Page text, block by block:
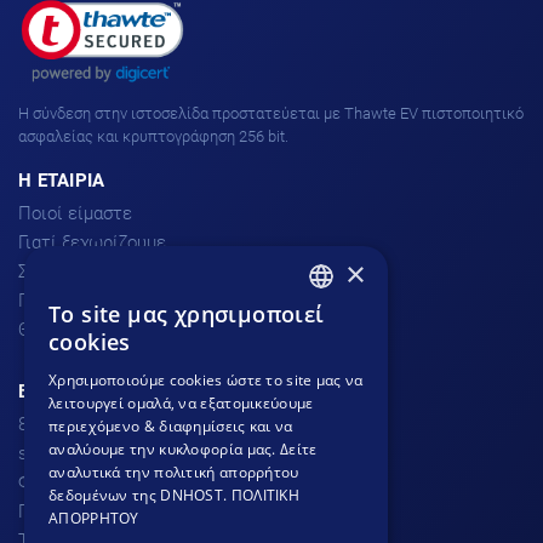
H σύνδεση στην ιστοσελίδα προστατεύεται με Thawte EV πιστοποιητικό
ασφαλείας και κρυπτογράφηση 256 bit.
H ΕΤΑΙΡΙΑ
Ποιοί είμαστε
Γιατί ξεχωρίζουμε
Σχόλια πελατών
Προσφορές
Θέσεις Εργασίας
ΕΞΥΠΗΡΕΤΗΣΗ ΠΕΛΑΤΩΝ
801.300.3520 - 210.953.6767
support
dnhost.gr
Φόρμα επικοινωνίας
Γνωσιακή βάση
GREEK
×
To site μας χρησιμοποιεί
cookies
Χρησιμοποιούμε cookies ώστε το site μας να
λειτουργεί ομαλά, να εξατομικεύουμε
περιεχόμενο & διαφημίσεις και να
αναλύουμε την κυκλοφορία μας. Δείτε
αναλυτικά την πολιτική απορρήτου
δεδομένων της DNHOST. ΠΟΛΙΤΙΚΗ
ΑΠΟΡΡΗΤΟΥ